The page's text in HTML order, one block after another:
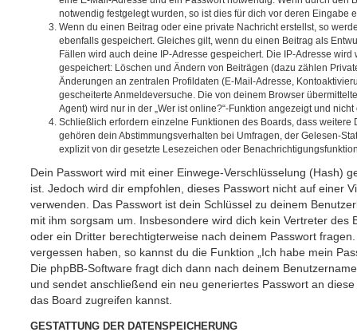
notwendig festgelegt wurden, so ist dies für dich vor deren Eingabe
Wenn du einen Beitrag oder eine private Nachricht erstellst, so
ebenfalls gespeichert. Gleiches gilt, wenn du einen Beitrag als
Fällen wird auch deine IP-Adresse gespeichert. Die IP-Adresse
gespeichert: Löschen und Ändern von Beiträgen (dazu zählen
Änderungen an zentralen Profildaten (E-Mail-Adresse,
gescheiterte Anmeldeversuche. Die von deinem Browser
Agent) wird nur in der „Wer ist online?“-Funktion angezeigt und
Schließlich erfordern einzelne Funktionen des Boards, dass weitere
gehören dein Abstimmungsverhalten bei Umfragen, der Gelesen-
explizit von dir gesetzte Lesezeichen oder
Dein Passwort wird mit einer Einwege-Verschlüsselung (Hash)
ist. Jedoch wird dir empfohlen, dieses Passwort nicht auf einer
verwenden. Das Passwort ist dein Schlüssel zu deinem
mit ihm sorgsam um. Insbesondere wird dich kein Vertreter des
oder ein Dritter berechtigterweise nach deinem Passwort
vergessen haben, so kannst du die Funktion „Ich habe mein
Die phpBB-Software fragt dich dann nach deinem
und sendet anschließend ein neu generiertes Passwort an
das Board zugreifen kannst.
GESTATTUNG DER DATENSPEICHERUNG